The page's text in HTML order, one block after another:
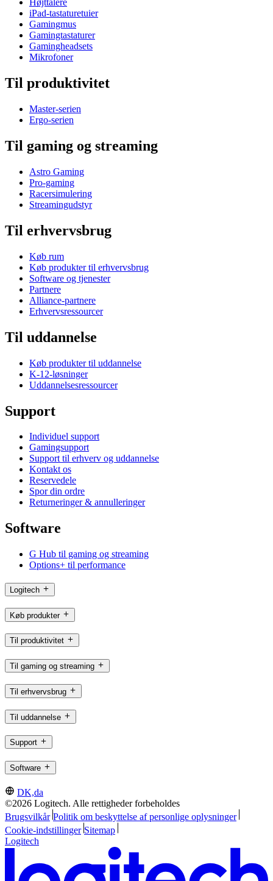
Højttalere
iPad-tastaturetuier
Gamingmus
Gamingtastaturer
Gamingheadsets
Mikrofoner
Til produktivitet
Master-serien
Ergo-serien
Til gaming og streaming
Astro Gaming
Pro-gaming
Racersimulering
Streamingudstyr
Til erhvervsbrug
Køb rum
Køb produkter til erhvervsbrug
Software og tjenester
Partnere
Alliance-partnere
Erhvervsressourcer
Til uddannelse
Køb produkter til uddannelse
K-12-løsninger
Uddannelsesressourcer
Support
Individuel support
Gamingsupport
Support til erhverv og uddannelse
Kontakt os
Reservedele
Spor din ordre
Returneringer & annulleringer
Software
G Hub til gaming og streaming
Options+ til performance
Logitech
Køb produkter
Til produktivitet
Til gaming og streaming
Til erhvervsbrug
Til uddannelse
Support
Software
DK,da
©2026 Logitech. Alle rettigheder forbeholdes
Brugsvilkår Politik om beskyttelse af personlige oplysninger
Cookie-indstillinger Sitemap
Logitech